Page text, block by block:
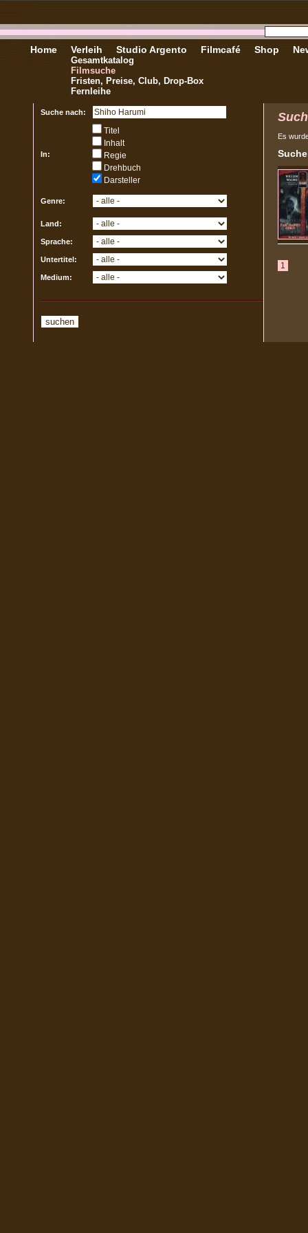
Home Verleih
Gesamtkatalog
Filmsuche
Fristen, Preise, Club, Drop-Box
Fernleihe
Studio Argento Filmcafé Shop
Suche nach:
In:
Titel
Inhalt
Regie
Drehbuch
Darsteller
Genre:
Land:
Sprache:
Untertitel:
Medium:
Es
1